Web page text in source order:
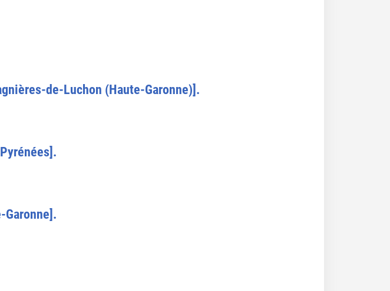
de-Luchon (Haute-Garonne)].
Garonne].